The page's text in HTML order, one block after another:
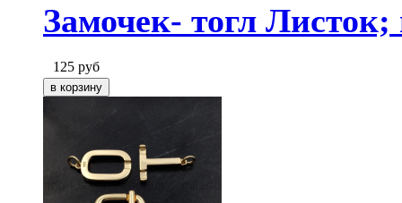
Замочек- тогл
125 руб